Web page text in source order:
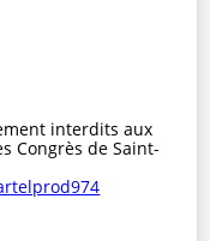
interdits aux
Congrès de Saint-